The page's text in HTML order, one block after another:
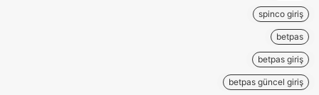
spinco giriş
betpas
betpas giriş
betpas güncel giriş